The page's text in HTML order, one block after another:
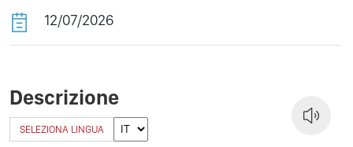
12/07/2026
Descrizione
SELEZIONA LINGUA